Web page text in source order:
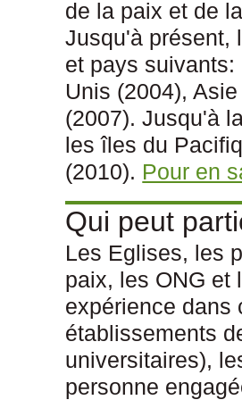
de la paix et de
Jusqu'à présent,
et pays
Unis (2004),
(2007). Jusqu'à
les îles du
(2010). Pour en
Qui peut
Les Eglises, les
paix, les ONG et
expérience dans
établissements
universitaires),
personne